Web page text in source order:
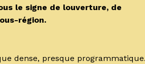
le signe de louverture, de
région.
dense, presque